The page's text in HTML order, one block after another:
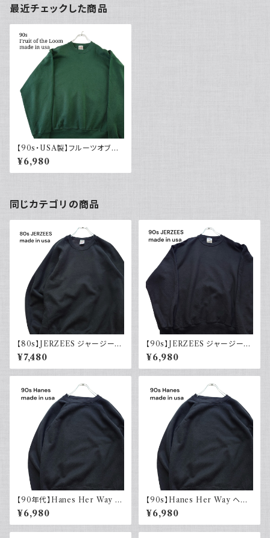
最近チェックした商品
【90s・USA製】フルーツオブザ
ルーム 無地スウェット 緑 ヘビー
ウェイト
¥6,980
同じカテゴリの商品
【80s】JERZEES ジャージーズ
Plain sweatshirt 無地スウェッ
ト ブラック 黒 ラグランスリーブ
USA製 古着
¥7,480
【90s】JERZEES ジャージーズ
Plain sweatshirt 無地スウェッ
ト ブラック 黒 USA製 古着
¥6,980
【90年代】Hanes Her Way ヘ
インズ Plain sweatshirt 無地
スウェット ブラック 黒 ラグラン
スリーブ USA製 アメリカ古着
¥6,980
【90s】Hanes Her Way ヘイ
ンズ Plain sweatshirt 無地ス
ウェット ブラック 黒 ラグランス
リーブ USA製 古着
¥6,980